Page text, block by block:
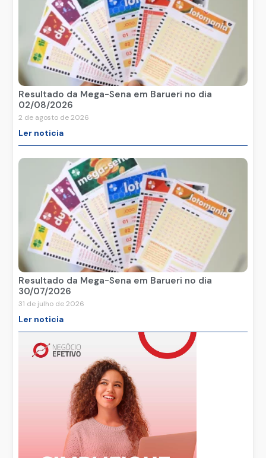
Resultado da Mega-Sena em Barueri no dia
02/08/2026
2 de agosto de 2026
Ler noticia
Resultado da Mega-Sena em Barueri no dia
30/07/2026
31 de julho de 2026
Ler noticia